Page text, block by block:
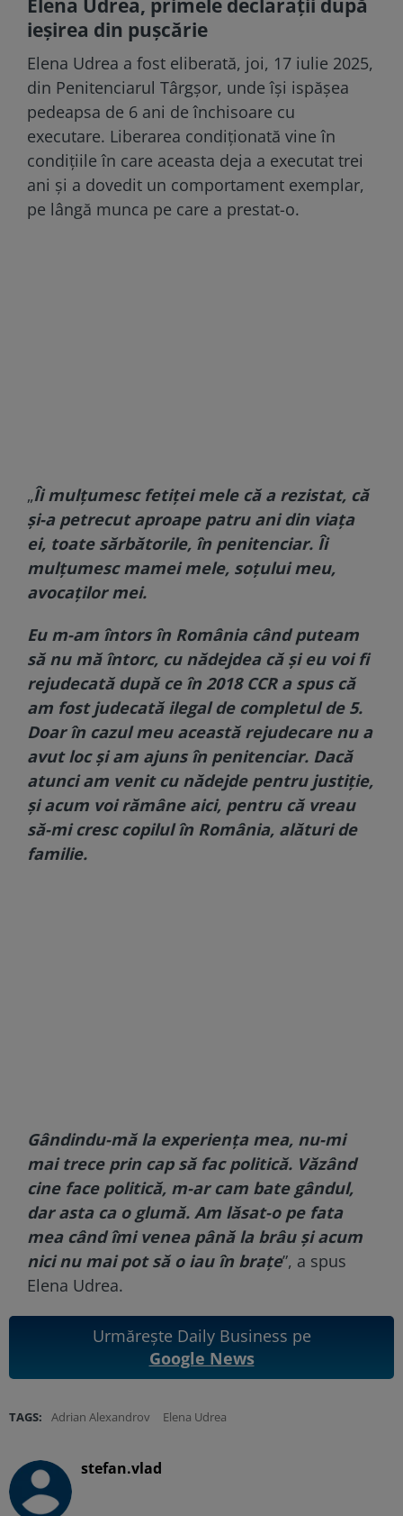
Elena Udrea, primele declaraţii după
ieşirea din puşcărie
Elena Udrea a fost eliberată, joi, 17 iulie 2025,
din Penitenciarul Târgșor, unde își ispășea
pedeapsa de 6 ani de închisoare cu
executare. Liberarea condiționată vine în
condițiile în care aceasta deja a executat trei
ani și a dovedit un comportament exemplar,
pe lângă munca pe care a prestat-o.
„Îi mulțumesc fetiței mele că a rezistat, că
și-a petrecut aproape patru ani din viața
ei, toate sărbătorile, în penitenciar. Îi
mulțumesc mamei mele, soțului meu,
avocaților mei.
Eu m-am întors în România când puteam
să nu mă întorc, cu nădejdea că și eu voi fi
rejudecată după ce în 2018 CCR a spus că
am fost judecată ilegal de completul de 5.
Doar în cazul meu această rejudecare nu a
avut loc și am ajuns în penitenciar. Dacă
atunci am venit cu nădejde pentru justiție,
și acum voi rămâne aici, pentru că vreau
să-mi cresc copilul în România, alături de
familie.
Gândindu-mă la experiența mea, nu-mi
mai trece prin cap să fac politică. Văzând
cine face politică, m-ar cam bate gândul,
dar asta ca o glumă. Am lăsat-o pe fata
mea când îmi venea până la brâu și acum
nici nu mai pot să o iau în brațe”, a spus
Elena Udrea.
Urmărește Daily Business pe
Google News
TAGS: Adrian Alexandrov Elena Udrea
stefan.vlad